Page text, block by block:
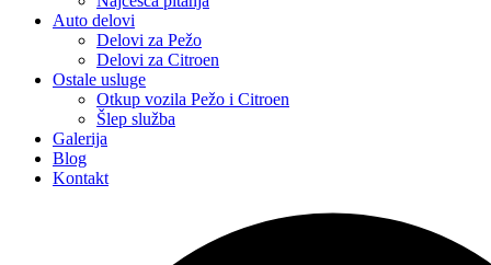
Auto delovi
Delovi za Pežo
Delovi za Citroen
Ostale usluge
Otkup vozila Pežo i Citroen
Šlep služba
Galerija
Blog
Kontakt